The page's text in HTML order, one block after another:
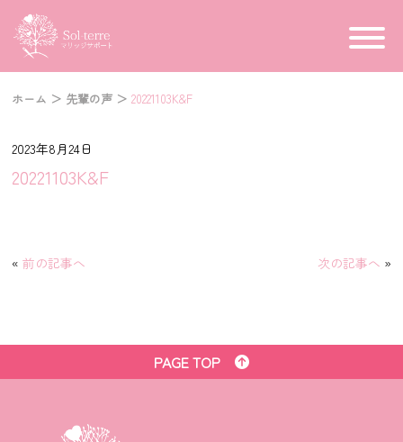
ホーム ＞ 先輩の声 ＞20221103K&F
2023年8月24日
20221103K&F
«前の記事へ 次の記事へ »
PAGE TOP